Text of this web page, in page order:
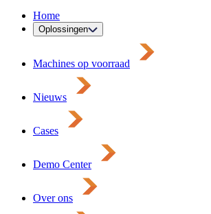
Home
Oplossingen
Machines op voorraad
Nieuws
Cases
Demo Center
Over ons